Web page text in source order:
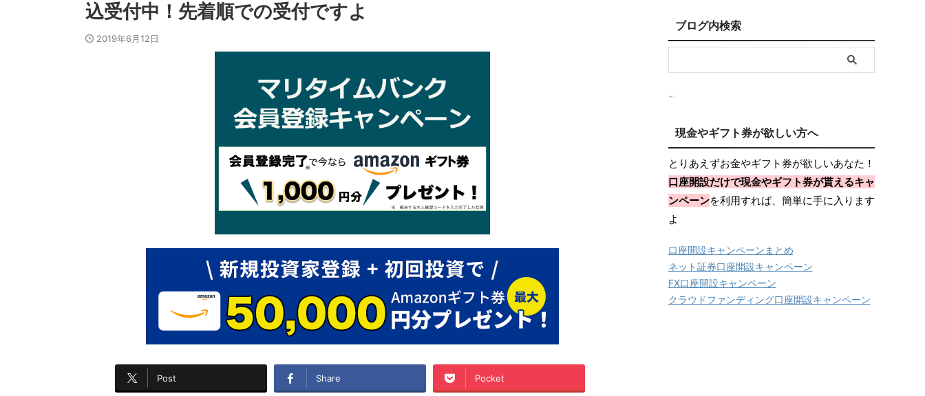
込受付中！先着順での受付ですよ
2019年6月12日
Post Share Pocket
ブログ内検索
現金やギフト券が欲しい方へ
とりあえずお金やギフト券が欲しいあなた！
口座開設だけで現金やギフト券が貰えるキャ
ンペーンを利用すれば、簡単に手に入ります
よ
口座開設キャンペーンまとめ
ネット証券口座開設キャンペーン
FX口座開設キャンペーン
クラウドファンディング口座開設キャンペーン